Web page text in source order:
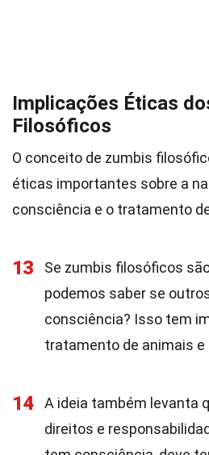
Implicações Éticas
Filosóficos
O conceito de zumbis
éticas importantes sobre a
consciência e o tratamento
13
Se zumbis filosóficos
podemos saber se
consciência? Isso tem
tratamento de animais
14
A ideia também levanta
direitos e